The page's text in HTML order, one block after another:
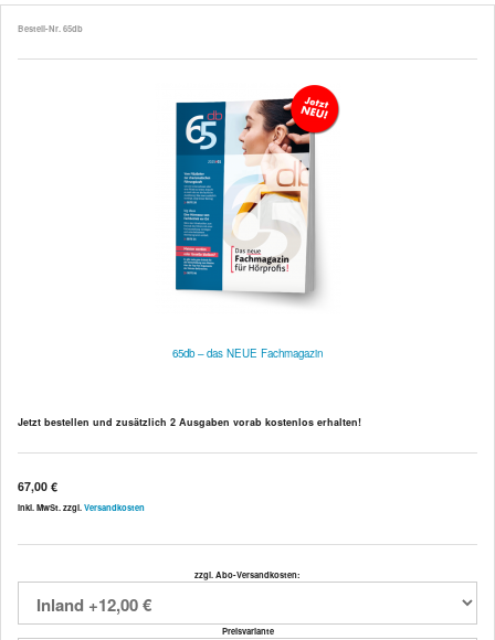
Bestell-Nr. 65db
65db – das NEUE Fachmagazin
Jetzt bestellen und zusätzlich 2 Ausgaben vorab kostenlos erhalten!
67,00 €
inkl. MwSt. zzgl. Versandkosten
zzgl. Abo-Versandkosten:
Preisvariante